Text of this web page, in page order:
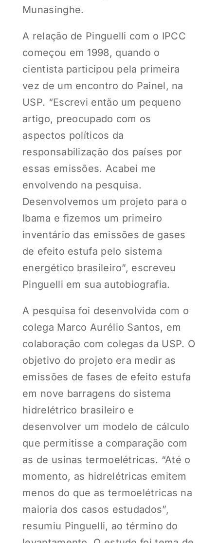
Munasinghe.
A relação de Pinguelli com o IPCC
começou em 1998, quando o
cientista participou pela primeira
vez de um encontro do Painel, na
USP. “Escrevi então um pequeno
artigo, preocupado com os
aspectos políticos da
responsabilização dos países por
essas emissões. Acabei me
envolvendo na pesquisa.
Desenvolvemos um projeto para o
Ibama e fizemos um primeiro
inventário das emissões de gases
de efeito estufa pelo sistema
energético brasileiro”, escreveu
Pinguelli em sua autobiografia.
A pesquisa foi desenvolvida com o
colega Marco Aurélio Santos, em
colaboração com colegas da USP. O
objetivo do projeto era medir as
emissões de fases de efeito estufa
em nove barragens do sistema
hidrelétrico brasileiro e
desenvolver um modelo de cálculo
que permitisse a comparação com
as de usinas termoelétricas. “Até o
momento, as hidrelétricas emitem
menos do que as termoelétricas na
maioria dos casos estudados”,
resumiu Pinguelli, ao término do